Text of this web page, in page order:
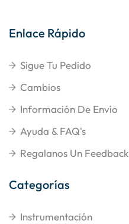
Enlace Rápido
Sigue Tu Pedido
Cambios
Información De Envío
Ayuda & FAQ's
Regalanos Un Feedback
Categorías
Instrumentación